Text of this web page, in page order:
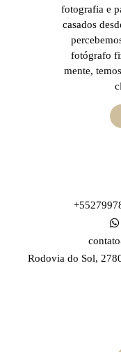
fotografia e
casados
fotógrafo
mente,
Rodovia do Sol,